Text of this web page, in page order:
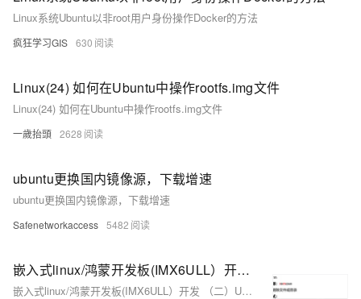
Linux系统Ubuntu以非root用户身份操作Docker的方法
疯狂学习GIS 630
Linux(24) 如何在Ubuntu中操作rootfs.img文件
Linux(24) 如何在Ubuntu中操作rootfs.img文件
一歲抬頭 2628
ubuntu更换国内镜像源，下载增速
ubuntu更换国内镜像源，下载增速
Safenetworkaccess 5482
嵌入式linux/鸿蒙开发板(IMX6ULL）开发 （二）Ubuntu操作入门与Linux常用命令（中）
嵌入式linux/鸿蒙开发板(IMX6ULL）开发 （二）Ubuntu操作入门与Linux常用命令